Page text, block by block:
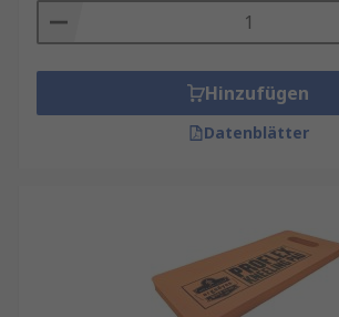
Hinzufügen
Datenblätter